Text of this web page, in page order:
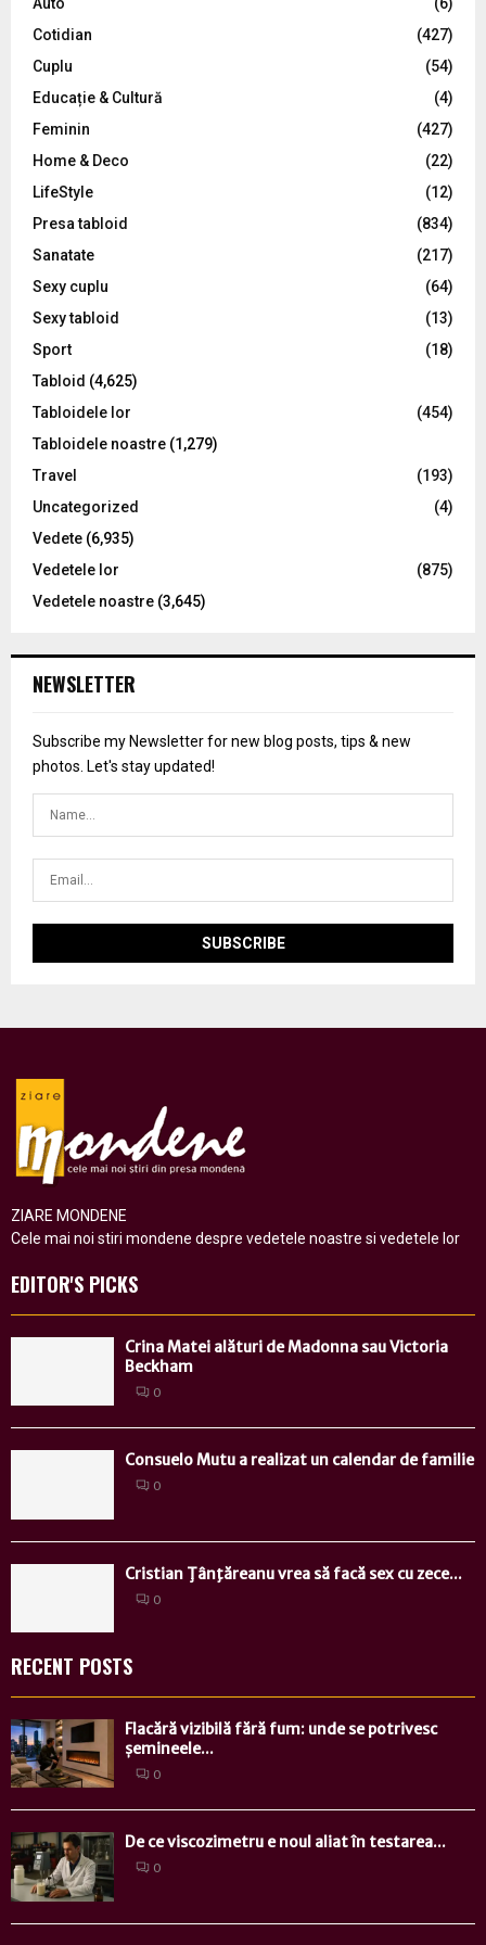
:
C
Cotidian
(427)
Cuplu
(54)
Educație & Cultură
(4)
Feminin
(427)
Home & Deco
(22)
LifeStyle
(12)
Presa tabloid
(834)
Sanatate
(217)
Sexy cuplu
(64)
Sexy tabloid
(13)
Sport
(18)
Tabloid (4,625)
Tabloidele lor
(454)
Tabloidele noastre (1,279)
Travel
(193)
Uncategorized
(4)
Vedete (6,935)
Vedetele lor
(875)
Vedetele noastre (3,645)
NEWSLETTER
Subscribe my Newsletter for new blog posts, tips & new
photos. Let's stay updated!
ZIARE MONDENE
Cele mai noi stiri mondene despre vedetele noastre si vedetele lor
EDITOR'S PICKS
Crina Matei alături de Madonna sau Victoria
Beckham
0
Consuelo Mutu a realizat un calendar de familie
0
Cristian Ţânţăreanu vrea să facă sex cu zece...
0
RECENT POSTS
Flacără vizibilă fără fum: unde se potrivesc
șemineele...
0
De ce viscozimetru e noul aliat în testarea...
0